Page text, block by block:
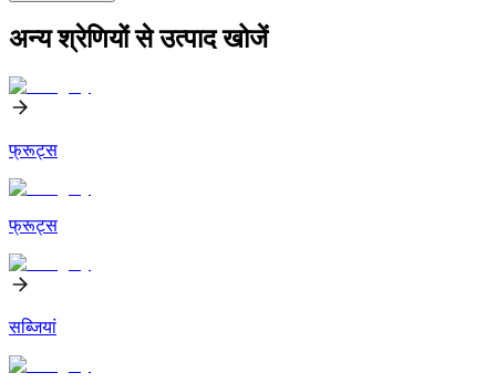
अन्य श्रेणियों से उत्पाद खोजें
फ्रूट्स
फ्रूट्स
सब्जियां